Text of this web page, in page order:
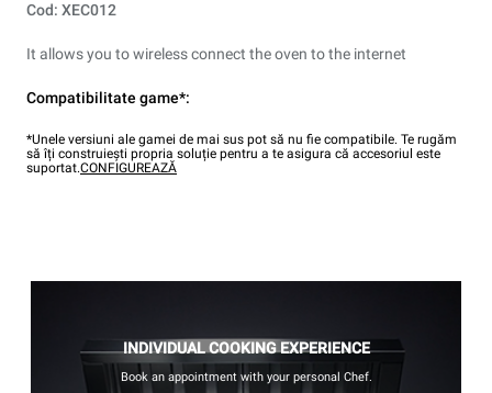
Cod: XEC012
It allows you to wireless connect the oven to the internet
Compatibilitate game*:
*Unele versiuni ale gamei de mai sus pot să nu fie compatibile. Te rugăm
să îți construiești propria soluție pentru a te asigura că accesoriul este
suportat.CONFIGUREAZĂ
INDIVIDUAL COOKING EXPERIENCE
Book an appointment with your personal Chef.